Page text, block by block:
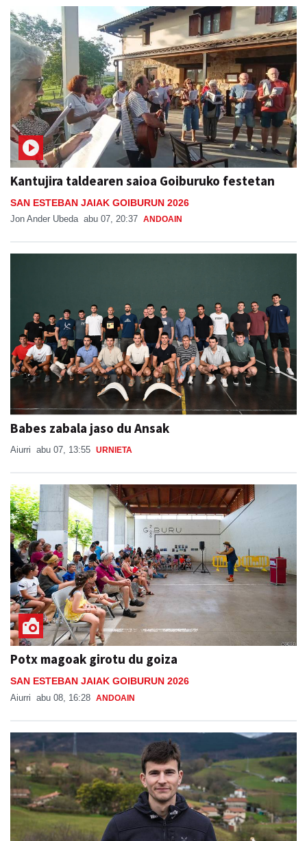
Kantujira taldearen saioa Goiburuko festetan
SAN ESTEBAN JAIAK GOIBURUN 2026
Jon Ander Ubeda abu 07, 20:37 ANDOAIN
Babes zabala jaso du Ansak
Aiurri abu 07, 13:55 URNIETA
Potx magoak girotu du goiza
SAN ESTEBAN JAIAK GOIBURUN 2026
Aiurri abu 08, 16:28 ANDOAIN